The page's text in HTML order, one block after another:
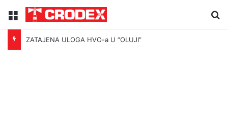
Menu
ZATAJENA ULOGA HVO-a U “OLUJI”